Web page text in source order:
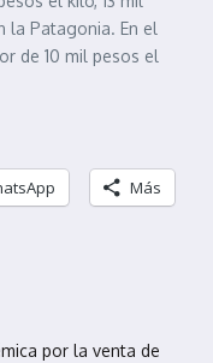
la Patagonia. En el
de 10 mil pesos el
Más
por la venta de